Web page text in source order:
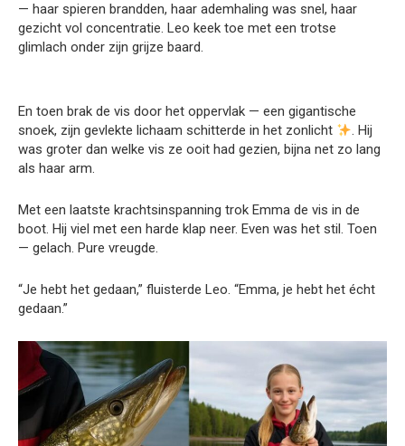
— haar spieren brandden, haar ademhaling was snel, haar
gezicht vol concentratie. Leo keek toe met een trotse
glimlach onder zijn grijze baard.
En toen brak de vis door het oppervlak — een gigantische
snoek, zijn gevlekte lichaam schitterde in het zonlicht
. Hij
was groter dan welke vis ze ooit had gezien, bijna net zo lang
als haar arm.
Met een laatste krachtsinspanning trok Emma de vis in de
boot. Hij viel met een harde klap neer. Even was het stil. Toen
— gelach. Pure vreugde.
“Je hebt het gedaan,” fluisterde Leo. “Emma, je hebt het écht
gedaan.”